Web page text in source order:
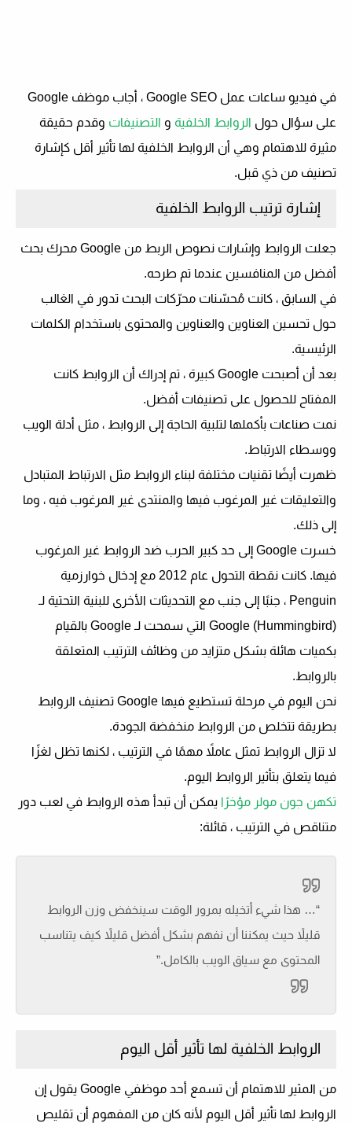
في فيديو ساعات عمل Google SEO ، أجاب موظف Google
على سؤال حول الروابط الخلفية و التصنيفات وقدم حقيقة
مثيرة للاهتمام وهي أن الروابط الخلفية لها تأثير أقل كإشارة
تصنيف من ذي قبل.
إشارة ترتيب الروابط الخلفية
جعلت الروابط وإشارات نصوص الربط من Google محرك بحث
أفضل من المنافسين عندما تم طرحه.
في السابق ، كانت مُحسّنات محرّكات البحث تدور في الغالب
حول تحسين العناوين والعناوين والمحتوى باستخدام الكلمات
الرئيسية.
بعد أن أصبحت Google كبيرة ، تم إدراك أن الروابط كانت
المفتاح للحصول على تصنيفات أفضل.
نمت صناعات بأكملها لتلبية الحاجة إلى الروابط ، مثل أدلة الويب
ووسطاء الارتباط.
ظهرت أيضًا تقنيات مختلفة لبناء الروابط مثل الارتباط المتبادل
والتعليقات غير المرغوب فيها والمنتدى غير المرغوب فيه ، وما
إلى ذلك.
خسرت Google إلى حد كبير الحرب ضد الروابط غير المرغوب
فيها. كانت نقطة التحول عام 2012 مع إدخال خوارزمية
Penguin ، جنبًا إلى جنب مع التحديثات الأخرى للبنية التحتية لـ
Google (Hummingbird) التي سمحت لـ Google بالقيام
بكميات هائلة بشكل متزايد من وظائف الترتيب المتعلقة
بالروابط.
نحن اليوم في مرحلة تستطيع فيها Google تصنيف الروابط
بطريقة تتخلص من الروابط منخفضة الجودة.
لا تزال الروابط تمثل عاملاً مهمًا في الترتيب ، لكنها تظل لغزًا
فيما يتعلق بتأثير الروابط اليوم.
تكهن جون مولر مؤخرًا يمكن أن تبدأ هذه الروابط في لعب دور
متناقص في الترتيب ، قائلة:
“… هذا شيء أتخيله بمرور الوقت سينخفض ​​وزن الروابط
قليلاً حيث يمكننا أن نفهم بشكل أفضل قليلاً كيف يتناسب
المحتوى مع سياق الويب بالكامل.”
الروابط الخلفية لها تأثير أقل اليوم
من المثير للاهتمام أن تسمع أحد موظفي Google يقول إن
الروابط لها تأثير أقل اليوم لأنه كان من المفهوم أن تقليص